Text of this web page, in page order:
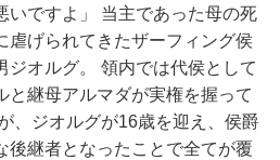
いですよ」 当主であった母の死
虐げられてきたザーフィング侯
ジオルグ。 領内では代侯として
と継母アルマダが実権を握って
、ジオルグが16歳を迎え、侯爵
後継者となったことで全てが覆